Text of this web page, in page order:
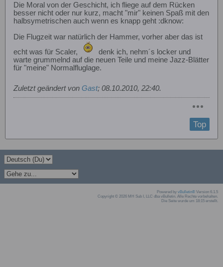
Die Moral von der Geschicht, ich fliege auf dem Rücken
besser nicht oder nur kurz, macht "mir" keinen Spaß mit den
halbsymetrischen auch wenn es knapp geht :dknow:
Die Flugzeit war natürlich der Hammer, vorher aber das ist
echt was für Scaler,
denk ich, nehm´s locker und
warte grummelnd auf die neuen Teile und meine Jazz-Blätter
für "meine" Normalfluglage.
Zuletzt geändert von Gast; 08.10.2010, 22:40.
Top
Powered by vBulletin® Version 6.1.5
Copyright © 2026 MH Sub I, LLC dba vBulletin. Alle Rechte vorbehalten.
Die Seite wurde um 18:15 erstellt.